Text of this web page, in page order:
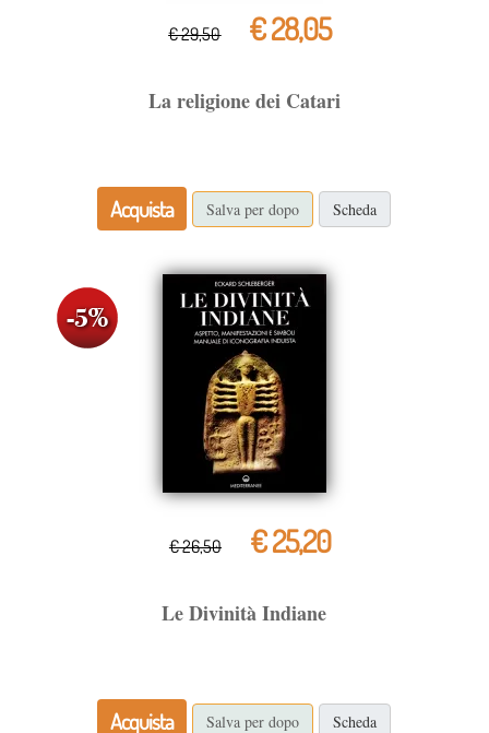
€ 29,50 € 28,05
La religione dei Catari
Acquista Salva per dopo Scheda
€ 26,50 € 25,20
Le Divinità Indiane
Acquista Salva per dopo Scheda